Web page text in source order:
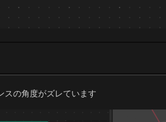
スの角度がズレています